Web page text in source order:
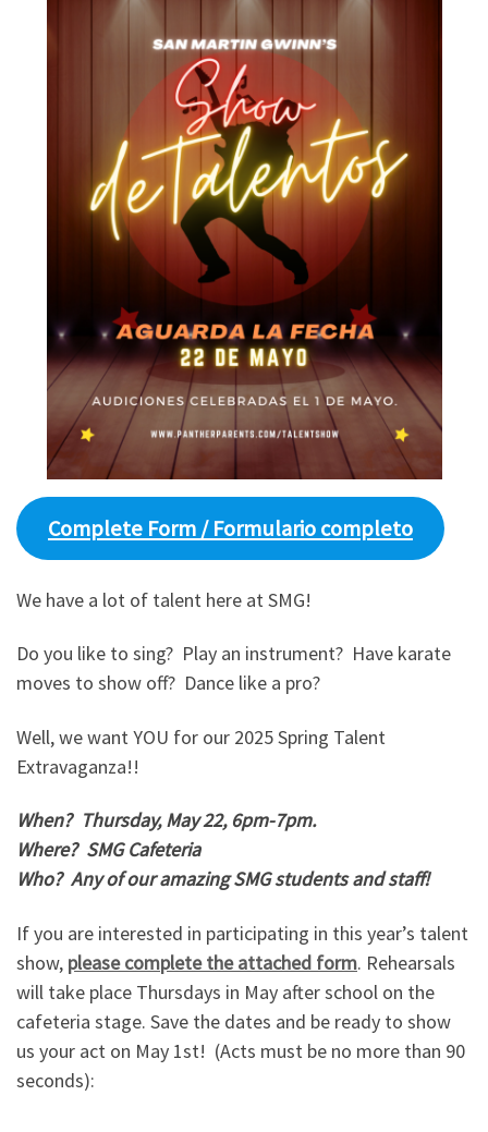
Complete Form / Formulario completo
We have a lot of talent here at SMG!
Do you like to sing? Play an instrument? Have karate
moves to show off? Dance like a pro?
Well, we want YOU for our 2025 Spring Talent
Extravaganza!!
When? Thursday, May 22, 6pm-7pm.
Where? SMG Cafeteria
Who? Any of our amazing SMG students and staff!
If you are interested in participating in this year’s talent
show, please complete the attached form. Rehearsals
will take place Thursdays in May after school on the
cafeteria stage. Save the dates and be ready to show
us your act on May 1st! (Acts must be no more than 90
seconds):